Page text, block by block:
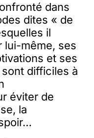
dans
dites « de
il
lui-même, ses
et ses
difficiles à
éviter de
la